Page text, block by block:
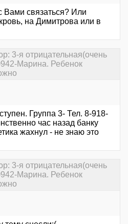
Вами связаться? Или
на Димитрова или в
3-я отрицательная(очень
Марина. Ребенок
Группа 3- Тел. 8-918-
час назад банку
жахнул - не знаю это
3-я отрицательная(очень
Марина. Ребенок